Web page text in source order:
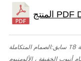
سابق: